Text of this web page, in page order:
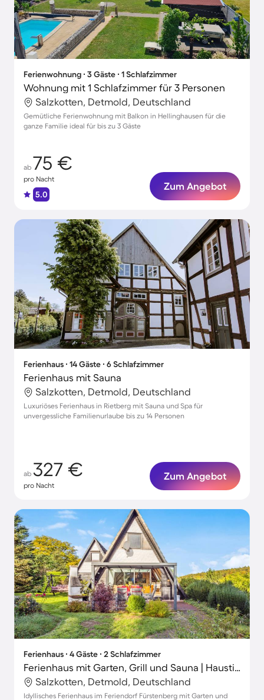
Ferienwohnung ∙ 3 Gäste ∙ 1 Schlafzimmer
Wohnung mit 1 Schlafzimmer für 3 Personen
Salzkotten, Detmold, Deutschland
Gemütliche Ferienwohnung mit Balkon in Hellinghausen für die
ganze Familie ideal für bis zu 3 Gäste
ab 75 €
pro Nacht
5.0
Zum Angebot
Ferienhaus ∙ 14 Gäste ∙ 6 Schlafzimmer
Ferienhaus mit Sauna
Salzkotten, Detmold, Deutschland
Luxuriöses Ferienhaus in Rietberg mit Sauna und Spa für
unvergessliche Familienurlaube bis zu 14 Personen
ab 327 €
pro Nacht
Zum Angebot
Ferienhaus ∙ 4 Gäste ∙ 2 Schlafzimmer
Ferienhaus mit Garten, Grill und Sauna | Haustiere sind willkommen
Salzkotten, Detmold, Deutschland
Idyllisches Ferienhaus im Feriendorf Fürstenberg mit Garten und